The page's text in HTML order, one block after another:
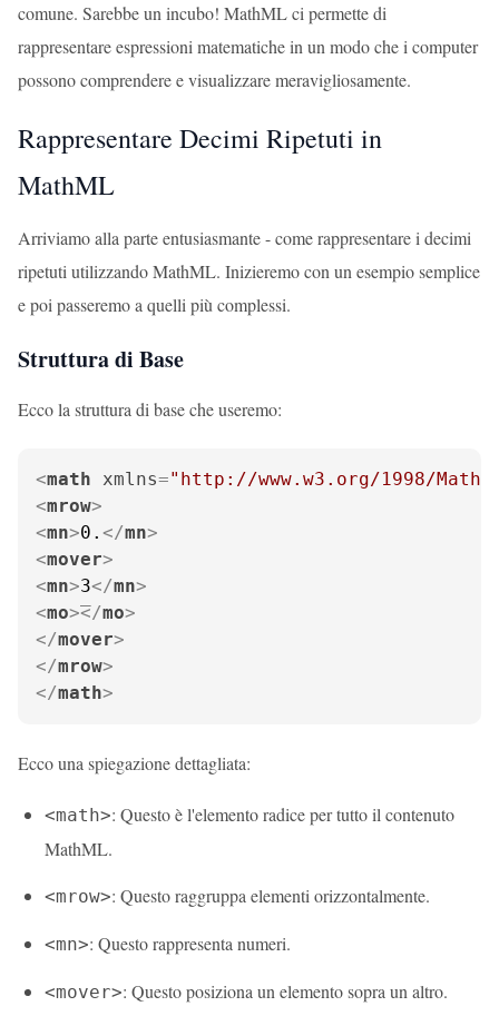
comune. Sarebbe un incubo! MathML ci permette di
rappresentare espressioni matematiche in un modo che i computer
possono comprendere e visualizzare meravigliosamente.
Rappresentare Decimi Ripetuti in
MathML
Arriviamo alla parte entusiasmante - come rappresentare i decimi
ripetuti utilizzando MathML. Inizieremo con un esempio semplice
e poi passeremo a quelli più complessi.
Struttura di Base
Ecco la struttura di base che useremo:
<math xmlns="http://www.w3.org/1998/Math/
<mrow>
<mn>0. </mn>
<mover>
<mn>3</mn>
<mo></mo>
</mover>
</mrow>
</math>
Ecco una spiegazione dettagliata:
<math>: Questo è l'elemento radice per tutto il contenuto
MathML.
<mrow>: Questo raggruppa elementi orizzontalmente.
<mn>: Questo rappresenta numeri.
<mover>: Questo posiziona un elemento sopra un altro.